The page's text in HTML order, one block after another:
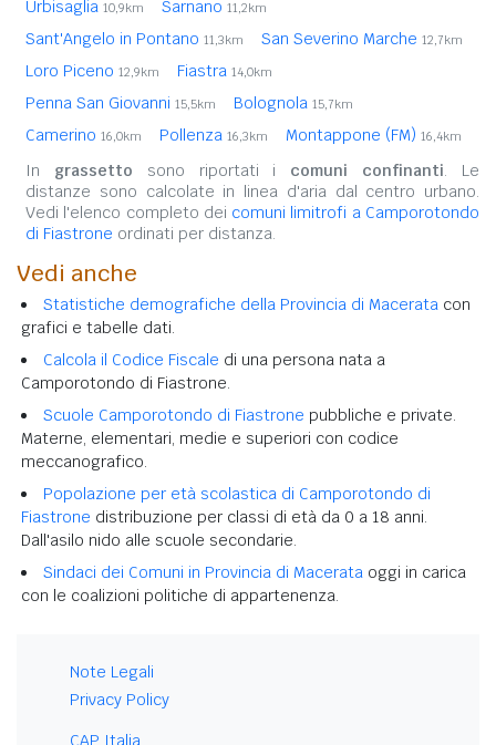
Urbisaglia 10,9km Sarnano 11,2km
Sant'Angelo in Pontano 11,3km San Severino Marche 12,7km
Loro Piceno 12,9km Fiastra 14,0km
Penna San Giovanni 15,5km Bolognola 15,7km
Camerino 16,0km Pollenza 16,3km Montappone (FM) 16,4km
In grassetto sono riportati i comuni confinanti. Le
distanze sono calcolate in linea d'aria dal centro urbano.
Vedi l'elenco completo dei comuni limitrofi a Camporotondo
di Fiastrone ordinati per distanza.
Vedi anche
Statistiche demografiche della Provincia di Macerata con
grafici e tabelle dati.
Calcola il Codice Fiscale di una persona nata a
Camporotondo di Fiastrone.
Scuole Camporotondo di Fiastrone pubbliche e private.
Materne, elementari, medie e superiori con codice
meccanografico.
Popolazione per età scolastica di Camporotondo di
Fiastrone distribuzione per classi di età da 0 a 18 anni.
Dall'asilo nido alle scuole secondarie.
Sindaci dei Comuni in Provincia di Macerata oggi in carica
con le coalizioni politiche di appartenenza.
Note Legali
Privacy Policy
CAP Italia